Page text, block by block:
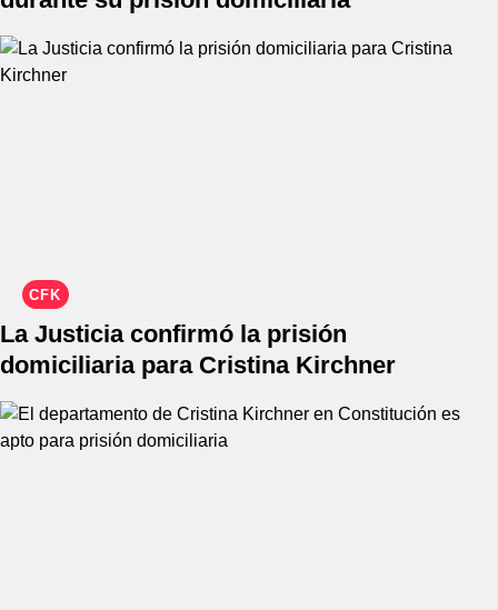
CFK
La Justicia confirmó la prisión
domiciliaria para Cristina Kirchner